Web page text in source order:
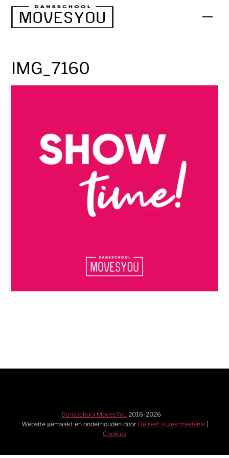
Skip
IMG_7160
Dansschool MovesYou 2016-2026
Website gemaakt en onderhouden door De rest is geschiedenis|
Cookies